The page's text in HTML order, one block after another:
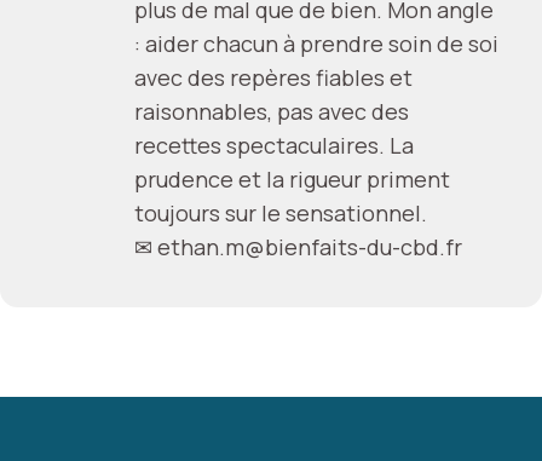
plus de mal que de bien. Mon angle
: aider chacun à prendre soin de soi
avec des repères fiables et
raisonnables, pas avec des
recettes spectaculaires. La
prudence et la rigueur priment
toujours sur le sensationnel.
✉ ethan.m@bienfaits-du-cbd.fr